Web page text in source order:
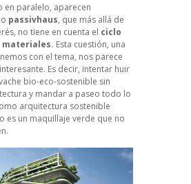
en paralelo, aparecen
passivhaus, que más allá de
no tiene en cuenta el ciclo
materiales. Esta cuestión, una
con el tema, nos parece
Es decir, intentar huir
bio-eco-sostenible sin
y mandar a paseo todo lo
arquitectura sostenible
es un maquillaje verde que no